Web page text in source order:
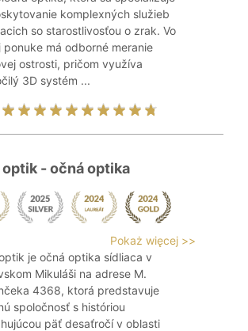
komplexných služieb
so starostlivosťou o zrak. Vo
ponuke má odborné meranie
ostrosti, pričom využíva
3D systém ...
optik - očná optika
Pokaż więcej >>
je očná optika sídliaca v
Mikuláši na adrese M.
4368, ktorá predstavuje
spoločnosť s históriou
päť desaťročí v oblasti